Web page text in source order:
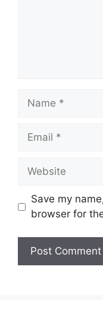
Name
Email
Website
Save my
browser for